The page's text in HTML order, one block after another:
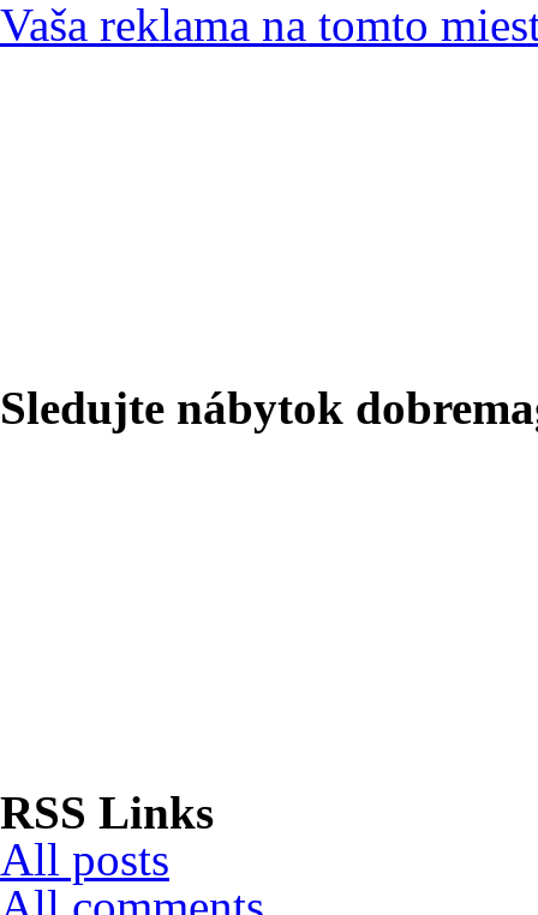
Vaša reklama na tomto
Sledujte nábytok
RSS Links
All posts